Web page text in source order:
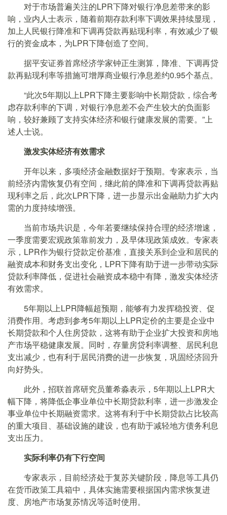
对于市场普遍关注的LPR下降对银行净息差带来的影
响，业内人士表示，随着前期存款利率下调效果持续显现，
加上人民银行降准和下调再贷款再贴现利率，有效减少了银
行的资金成本，为LPR下降创造了空间。
据平安证券首席经济学家钟正生测算，降准、下调再贷
款再贴现利率等措施可增厚商业银行净息差约0.95个基点。
“此次5年期以上LPR下降主要影响中长期贷款，综合考
虑存款利率的下调，对银行净息差不会产生较大的负面影
响，较好兼顾了支持实体经济和银行健康发展的需要。”上
述人士说。
激发实体经济有效需求
开年以来，多项经济金融数据好于预期。专家表示，当
前经济内需恢复仍有空间，继此前的降准和下调再贷款再贴
现利率之后，此次LPR下降，进一步显示出金融助力扩大内
需的力度持续增强。
当前市场共识是，今年若要继续保持合理的经济增速，
一季度需要宏观政策靠前发力，及早体现政策成效。专家表
示，LPR作为银行贷款定价基准，直接关系到企业和居民的
融资成本和财务支出变化，LPR下降有助于进一步带动实际
贷款利率降低，促进社会融资成本稳中有降，激发实体经济
有效需求。
5年期以上LPR降幅超预期，能够有力发挥稳投资、促
消费作用。考虑到参考5年期以上LPR定价的主要是企业中
长期贷款和个人住房贷款，这将有助于企业扩大投资和房地
产市场平稳健康发展。同时，存量房贷利率调整、居民利息
支出减少，也有利于居民消费的进一步恢复，巩固经济回升
向好势头。
此外，招联首席研究员董希淼表示，5年期以上LPR大
幅下降，将降低企事业单位中长期贷款利率，进一步激发企
事业单位中长期融资需求。这将有利于中长期贷款占比较高
的重大项目、基础设施的建设，也有助于减轻地方债务利息
支出压力。
实际利率仍有下行空间
专家表示，目前经济处于复苏关键阶段，降息等工具仍
在货币政策工具箱中，具体实施需要根据国内需求恢复进
度、房地产市场复苏情况等适时使用。